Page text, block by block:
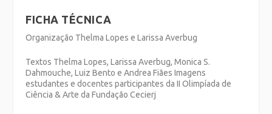
FICHA TÉCNICA
Organização Thelma Lopes e Larissa Averbug
Textos Thelma Lopes, Larissa Averbug, Monica S.
Dahmouche, Luiz Bento e Andrea Fiães Imagens
estudantes e docentes participantes da II Olimpíada de
Ciência & Arte da Fundação Cecierj